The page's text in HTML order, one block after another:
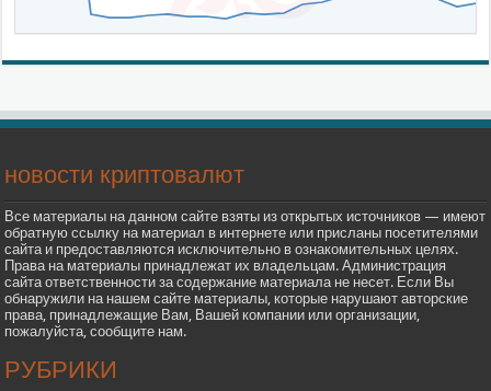
новости криптовалют
Все материалы на данном сайте взяты из открытых источников — имеют
обратную ссылку на материал в интернете или присланы посетителями
сайта и предоставляются исключительно в ознакомительных целях.
Права на материалы принадлежат их владельцам. Администрация
сайта ответственности за содержание материала не несет. Если Вы
обнаружили на нашем сайте материалы, которые нарушают авторские
права, принадлежащие Вам, Вашей компании или организации,
пожалуйста, сообщите нам.
РУБРИКИ